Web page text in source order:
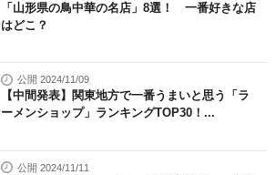
「山形県の鳥中華の名店」8選！ 一番好きな店
はどこ？
公開 2024/11/09
【中間発表】関東地方で一番うまいと思う「ラ
ーメンショップ」ランキングTOP30！...
公開 2024/11/11